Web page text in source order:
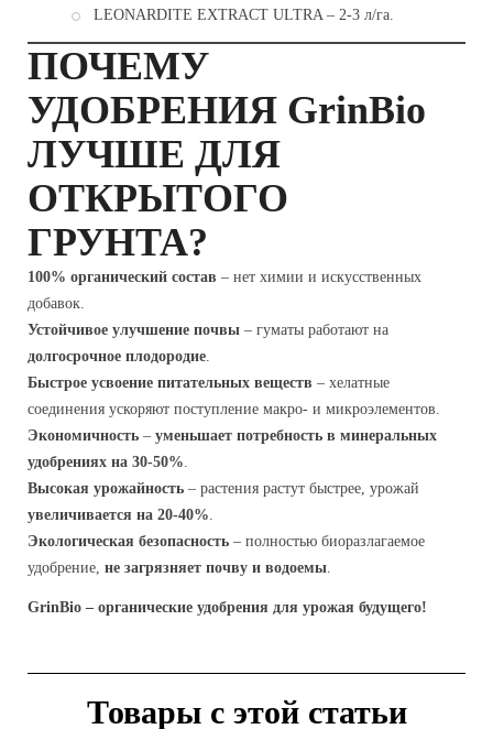
LEONARDITE EXTRACT ULTRA – 2-3 л/га.
ПОЧЕМУ
УДОБРЕНИЯ GrinBio
ЛУЧШЕ ДЛЯ
ОТКРЫТОГО
ГРУНТА?
100% органический состав – нет химии и искусственных
добавок.
Устойчивое улучшение почвы – гуматы работают на
долгосрочное плодородие
Быстрое усвоение питательных веществ – хелатные
соединения ускоряют поступление макро- и микроэлементов.
Экономичность – уменьшает потребность в минеральных
удобрениях на 30-50%
Высокая урожайность – растения растут быстрее, урожай
увеличивается на 20-40%
Экологическая безопасность – полностью биоразлагаемое
удобрение, не загрязняет почву и водоемы
GrinBio – органические удобрения для урожая будущего!
Товары с этой статьи